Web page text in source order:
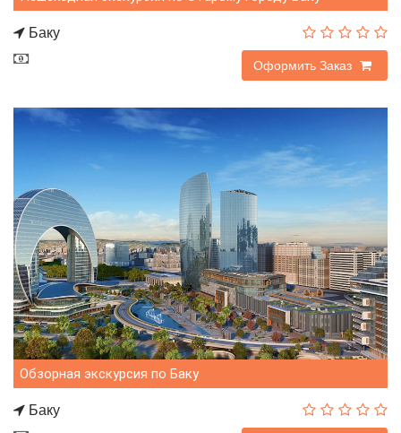
Баку
Оформить Заказ
Обзорная экскурсия по Баку
Баку